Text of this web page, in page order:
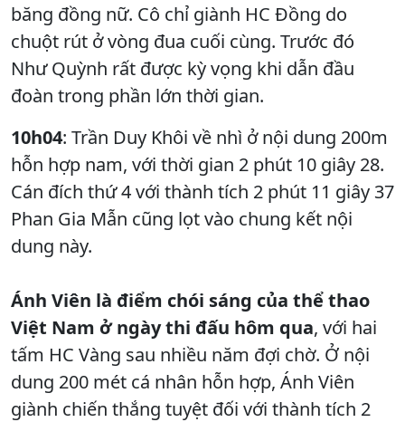
băng đồng nữ. Cô chỉ giành HC Đồng do
chuột rút ở vòng đua cuối cùng. Trước đó
Như Quỳnh rất được kỳ vọng khi dẫn đầu
đoàn trong phần lớn thời gian.
10h04: Trần Duy Khôi về nhì ở nội dung 200m
hỗn hợp nam, với thời gian 2 phút 10 giây 28.
Cán đích thứ 4 với thành tích 2 phút 11 giây 37
Phan Gia Mẫn cũng lọt vào chung kết nội
dung này.
Ánh Viên là điểm chói sáng của thể thao
Việt Nam ở ngày thi đấu hôm qua, với hai
tấm HC Vàng sau nhiều năm đợi chờ. Ở nội
dung 200 mét cá nhân hỗn hợp, Ánh Viên
giành chiến thắng tuyệt đối với thành tích 2